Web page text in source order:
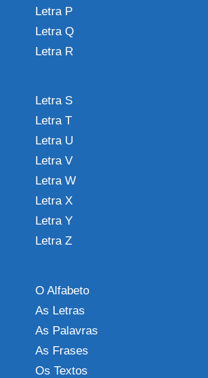
Letra P
Letra Q
Letra R
Letra S
Letra T
Letra U
Letra V
Letra W
Letra X
Letra Y
Letra Z
O Alfabeto
As Letras
As Palavras
As Frases
Os Textos